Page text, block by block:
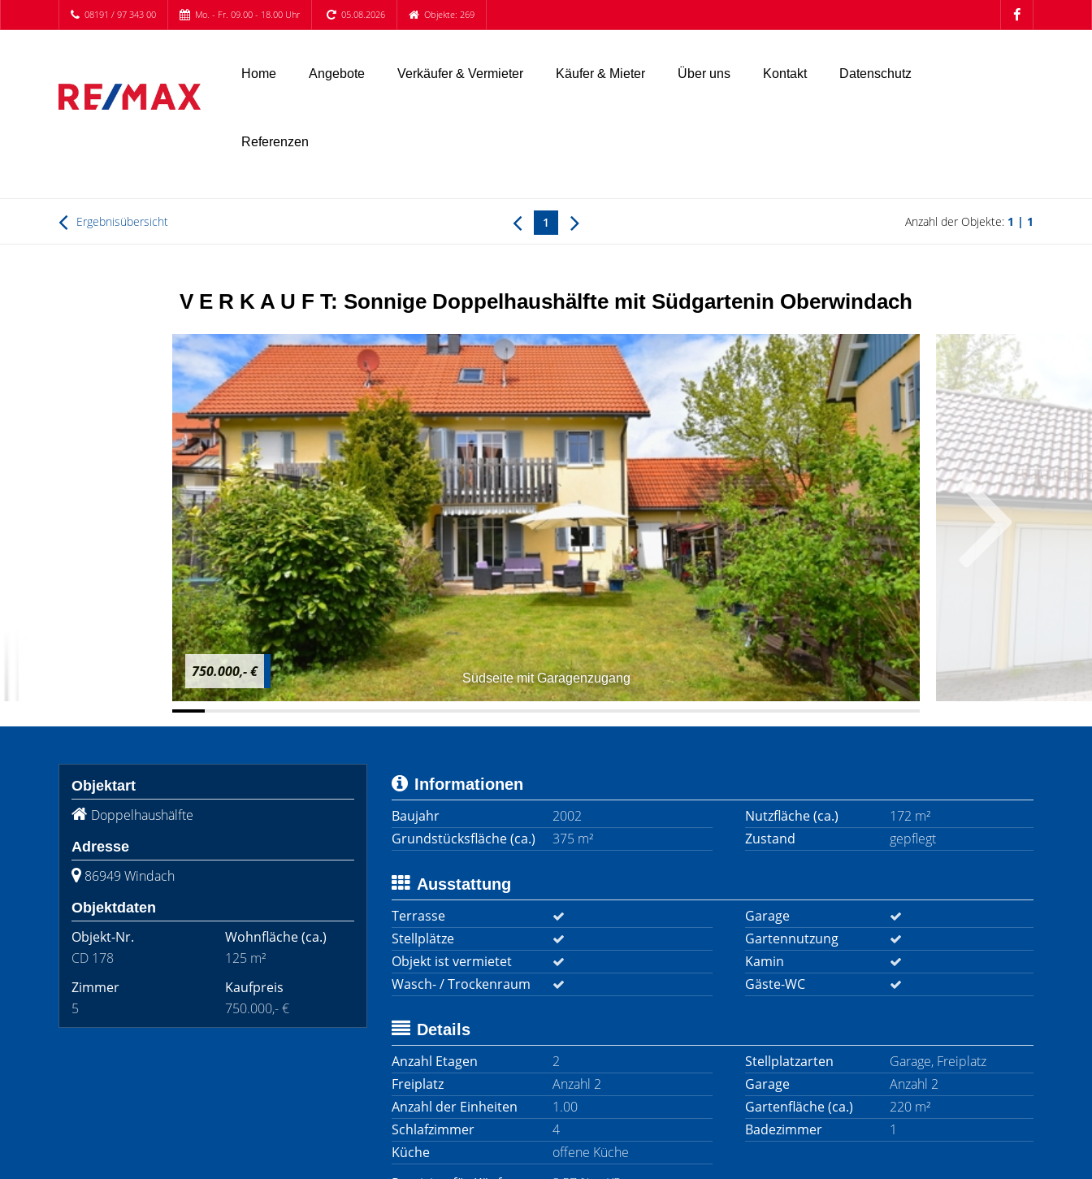
08191 / 97 343 00 Mo. - Fr. 09.00 - 18.00 Uhr 05.08.2026 Objekte: 269
Home Angebote Verkäufer & Vermieter Käufer & Mieter Über uns Kontakt Datenschutz
Referenzen
Ergebnisübersicht 1 Anzahl der Objekte: 1 | 1
V E R K A U F T: Sonnige Doppelhaushälfte mit Südgartenin Oberwindach
Südseite mit Garagenzugang
750.000,- €
Objektart
Doppelhaushälfte
Adresse
86949 Windach
Objektdaten
Objekt-Nr.
CD 178
Wohnfläche(ca.)
125 m²
Zimmer
5
Kaufpreis
750.000,- €
Informationen
Baujahr
2002 Nutzfläche (ca.)
172 m²
Grundstücksfläche (ca.)
375 m² Zustand gepflegt
Ausstattung
Terrasse
Garage
Stellplätze
Gartennutzung
Objekt ist vermietet
Kamin
Wasch- / Trockenraum
Gäste-WC
Details
Anzahl Etagen
2 Stellplatzarten
Garage, Freiplatz
Freiplatz
Anzahl 2 Garage
Anzahl 2
Anzahl der Einheiten
1.00 Gartenfläche (ca.)
220 m²
Schlafzimmer
4 Badezimmer
1
Küche
offene Küche